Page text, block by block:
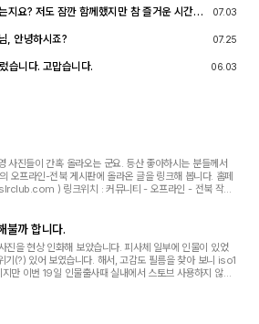
다^^..
지요? 저도 잠깐 함께했지만 참 즐거운 시간이
07.03
, 안녕하시죠? 07.25
습니다. 고맙습니다. 06.03
사진들이 간혹 올라오는 군요. 등산 좋아하시는 분들께서
오프라인-전북 게시판에 올라온 글을 링크해 봅니다. 홈페
) 링크위치 : 커뮤니티 - 오프라인 - 전북 작성
불까 합니다.
을 현상 인화해 보았습니다. 피사체 일부에 인물이 있었
기(?) 있어 보였습니다. 해서, 고감도 필름을 찾아 보니 iso1
만 이번 19일 인물출사때 실내에서 스토브 사용하지 않고